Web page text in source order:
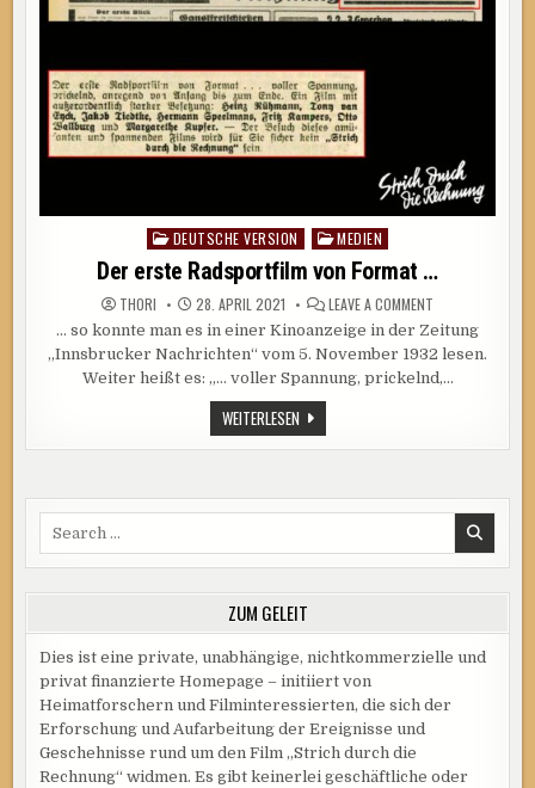
Posted
in
DEUTSCHE VERSION MEDIEN
Der erste Radsportfilm von Format …
THORI 28. APRIL 2021 LEAVE A COMMENT
ERSTE
RADSPORTFILM
VON
FORMAT
…
… so konnte man es in einer Kinoanzeige in der Zeitung
„Innsbrucker Nachrichten“ vom 5. November 1932 lesen.
Weiter heißt es: „… voller Spannung, prickelnd,…
WEITERLESENDER
ERSTE
RADSPORTFILM
…
ZUM GELEIT
Dies ist eine private, unabhängige, nichtkommerzielle und
privat finanzierte Homepage – initiiert von
Heimatforschern und Filminteressierten, die sich der
Erforschung und Aufarbeitung der Ereignisse und
Geschehnisse rund um den Film „Strich durch die
Rechnung“ widmen. Es gibt keinerlei geschäftliche oder